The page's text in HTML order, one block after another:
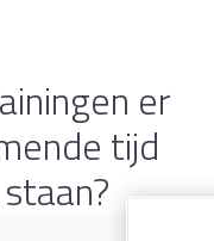
er
tijd